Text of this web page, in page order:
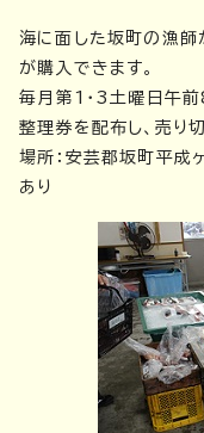
海に面した坂町の漁師
が購入できます。
毎月第1・3土曜日午
整理券を配布し、売り
場所：安芸郡坂町平
あり